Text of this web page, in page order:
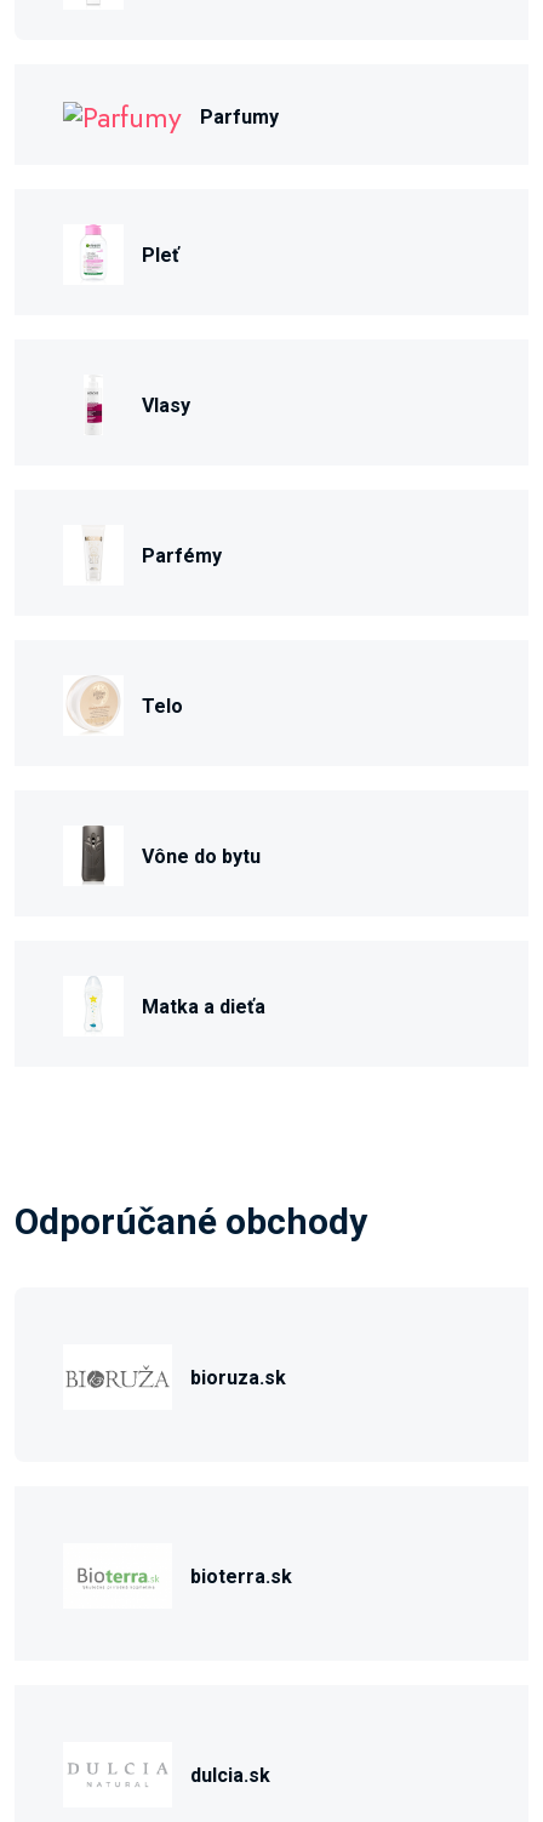
Parfumy
Pleť
Vlasy
Parfémy
Telo
Vône do bytu
Matka a dieťa
Odporúčané obchody
bioruza.sk
bioterra.sk
dulcia.sk